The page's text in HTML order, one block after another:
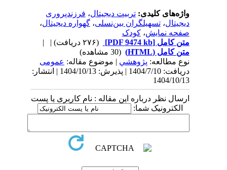
واژه‌های کلیدی:تربیت دیجیتال،فرزندپروری
دیجیتال،تسهیلگران بین‌نسلی،گهواره دیجیتال،
صفحه نمایش،کودک
متن کامل[PDF 9474 kb]
| |
متن کامل (HTML)
(30 مشاهده)
نوع مطالعه:پژوهشي| موضوع مقاله:عمومى
دریافت: 1404/7/10 | پذیرش: 1404/10/13 | انتشار:
1404/10/13
ارسال نظر درباره این مقاله : نام کاربری یا پست
الکترونیک شما: